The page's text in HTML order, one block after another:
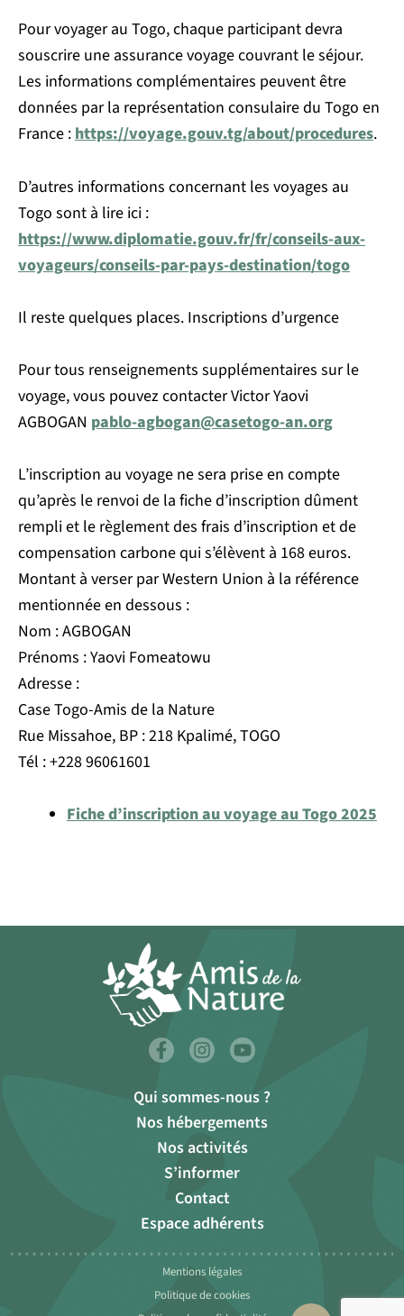
Pour voyager au Togo, chaque participant devra
souscrire une assurance voyage couvrant le séjour.
Les informations complémentaires peuvent être
données par la représentation consulaire du Togo en
France :https://voyage.gouv.tg/about/procedures.
D’autres informations concernant les voyages au
Togo sont à lire ici :
https://www.diplomatie.gouv.fr/fr/conseils-aux-
voyageurs/conseils-par-pays-destination/togo
Il reste quelques places. Inscriptions d’urgence
Pour tous renseignements supplémentaires sur le
voyage, vous pouvez contacter Victor Yaovi
AGBOGAN pablo-agbogan@casetogo-an.org
L’inscription au voyage ne sera prise en compte
qu’après le renvoi de la fiche d’inscription dûment
rempli et le règlement des frais d’inscription et de
compensation carbone qui s’élèvent à 168 euros.
Montant à verser par Western Union à la référence
mentionnée en dessous :
Nom : AGBOGAN
Prénoms : Yaovi Fomeatowu
Adresse :
Case Togo-Amis de la Nature
Rue Missahoe, BP : 218 Kpalimé, TOGO
Tél : +228 96061601
Fiche d’inscription au voyage au Togo 2025
Qui sommes-nous ?
Nos hébergements
Nos activités
S’informer
Contact
Espace adhérents
Mentions légales
Politique de cookies